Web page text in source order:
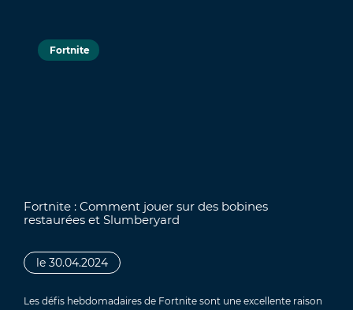
Fortnite
Fortnite : Comment jouer sur des bobines
restaurées et Slumberyard
le 30.04.2024
Les défis hebdomadaires de Fortnite sont une excellente raison